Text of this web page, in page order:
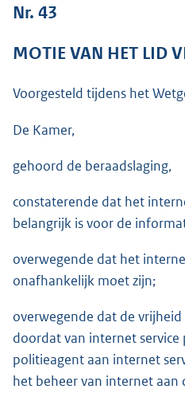
Nr. 43
MOTIE VAN HET LID
Voorgesteld tijdens het
De Kamer,
gehoord de beraadslaging,
constaterende dat het
belangrijk is voor de
overwegende dat het
onafhankelijk moet zijn;
overwegende dat de
doordat van internet service
politieagent aan internet
het beheer van internet aan